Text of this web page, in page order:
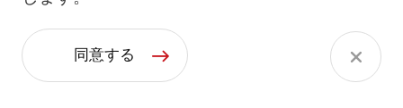
同意する
2024/05/15
2024年6月期第3四半期「決算短信」及び
「決算説明資料」について